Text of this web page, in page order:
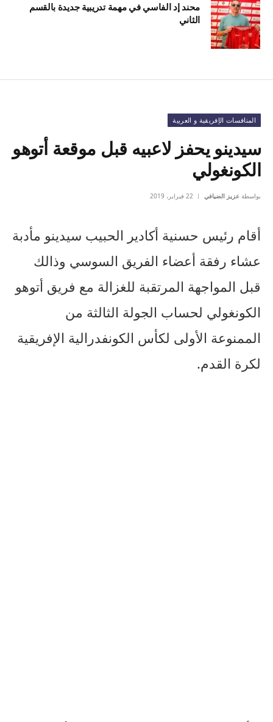
محند إد الفاسي في مهمة تدريبية جديدة بالقسم
الثاني
المنافسات الإفريقية و العربية
سيدينو يحفز لاعبيه قبل موقعة أتوهو
الكونغولي
بواسطة عزيز الضيافي 22 فبراير، 2019
أقام رئيس حسنية أكادير الحبيب سيدينو مأدبة
عشاء رفقة أعضاء الفريق السوسي وذالك
قبل المواجهة المرتقبة للغزالة مع فريق أتوهو
الكونغولي لحساب الجولة الثالثة من
الممنوعة الأولى لكأس الكونفدرالية الإفريقية
لكرة القدم.